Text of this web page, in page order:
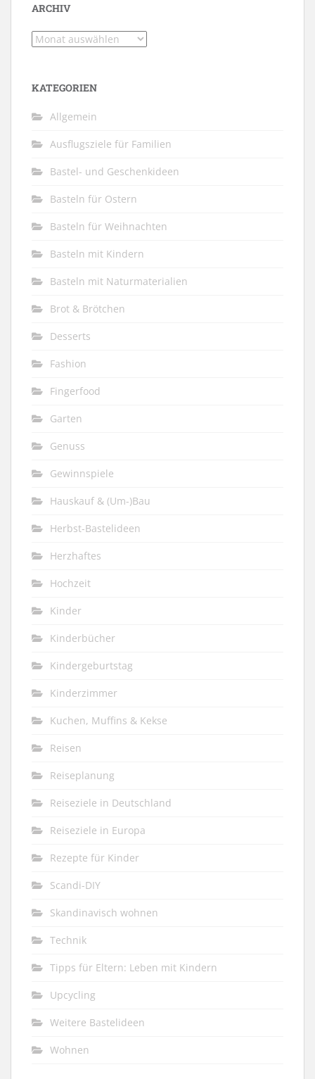
ARCHIV
Archiv
KATEGORIEN
Allgemein
Ausflugsziele für Familien
Bastel- und Geschenkideen
Basteln für Ostern
Basteln für Weihnachten
Basteln mit Kindern
Basteln mit Naturmaterialien
Brot & Brötchen
Desserts
Fashion
Fingerfood
Garten
Genuss
Gewinnspiele
Hauskauf & (Um-)Bau
Herbst-Bastelideen
Herzhaftes
Hochzeit
Kinder
Kinderbücher
Kindergeburtstag
Kinderzimmer
Kuchen, Muffins & Kekse
Reisen
Reiseplanung
Reiseziele in Deutschland
Reiseziele in Europa
Rezepte für Kinder
Scandi-DIY
Skandinavisch wohnen
Technik
Tipps für Eltern: Leben mit Kindern
Upcycling
Weitere Bastelideen
Wohnen